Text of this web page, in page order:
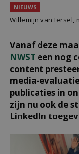
NIEUWS
Willemijn van Iersel,
Vanaf deze
NWST een nog
content
media-
publicaties in
zijn nu ook de
LinkedIn